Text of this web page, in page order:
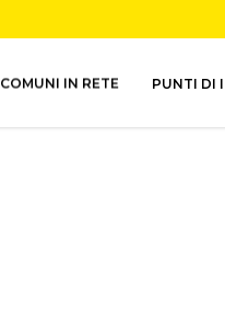
COMUNI IN RETE PUNTI DI